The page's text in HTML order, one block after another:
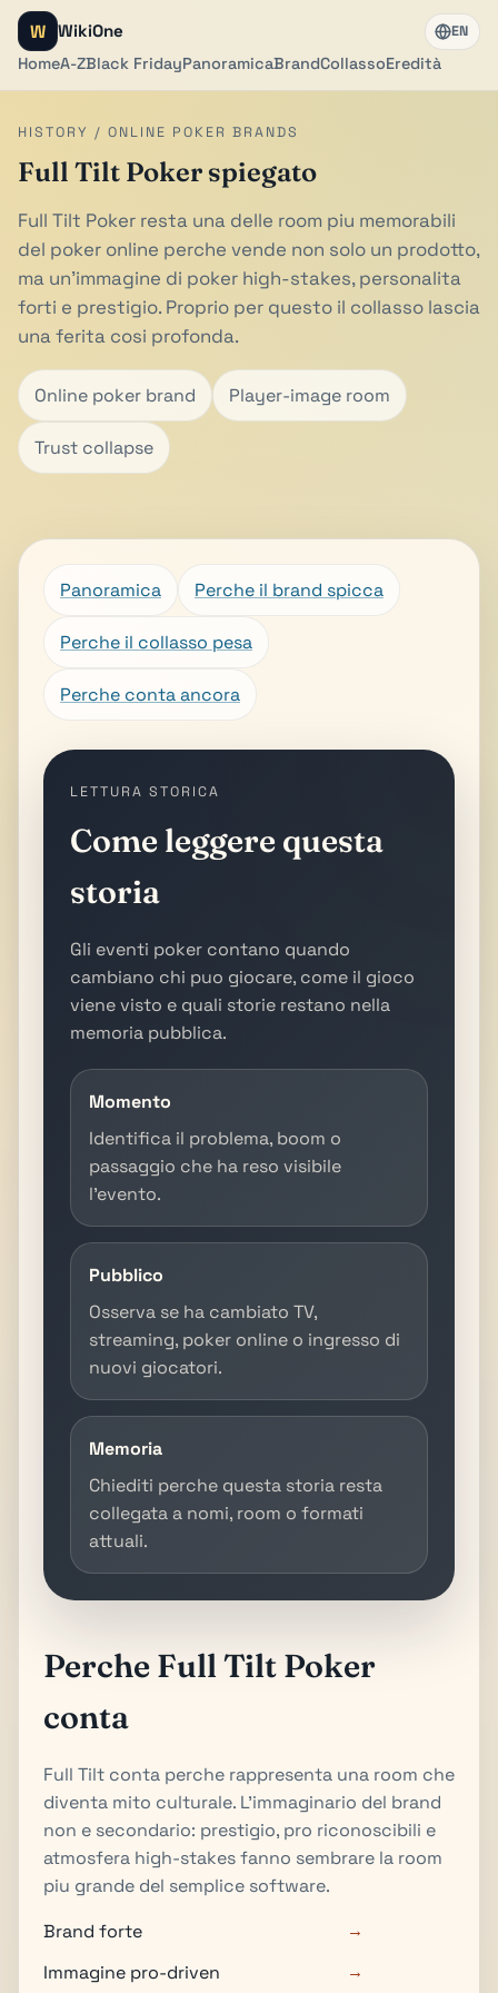
W WikiOne
HomeA-ZBlack FridayPanoramicaBrandCollassoEredità
EN
HISTORY / ONLINE POKER BRANDS
Full Tilt Poker spiegato
Full Tilt Poker resta una delle room piu memorabili
del poker online perche vende non solo un prodotto,
ma un'immagine di poker high-stakes, personalita
forti e prestigio. Proprio per questo il collasso lascia
una ferita cosi profonda.
Online poker brand Player-image room
Trust collapse
Panoramica Perche il brand spicca
Perche il collasso pesa
Perche conta ancora
LETTURA STORICA
Come leggere questa
storia
Gli eventi poker contano quando
cambiano chi puo giocare, come il gioco
viene visto e quali storie restano nella
memoria pubblica.
Momento
Identifica il problema, boom o
passaggio che ha reso visibile
l'evento.
Pubblico
Osserva se ha cambiato TV,
streaming, poker online o ingresso di
nuovi giocatori.
Memoria
Chiediti perche questa storia resta
collegata a nomi, room o formati
attuali.
Perche Full Tilt Poker
conta
Full Tilt conta perche rappresenta una room che
diventa mito culturale. L'immaginario del brand
non e secondario: prestigio, pro riconoscibili e
atmosfera high-stakes fanno sembrare la room
piu grande del semplice software.
Brand forte
→
Immagine pro-driven →